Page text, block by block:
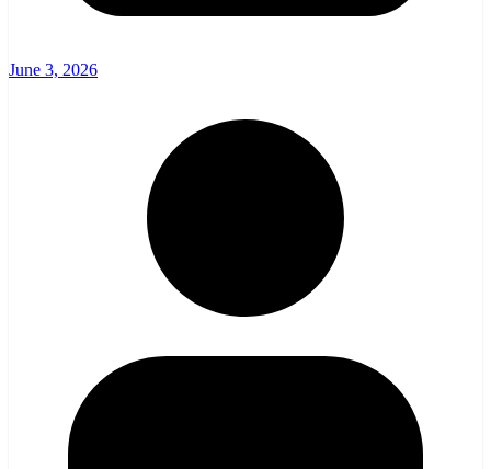
June 3, 2026